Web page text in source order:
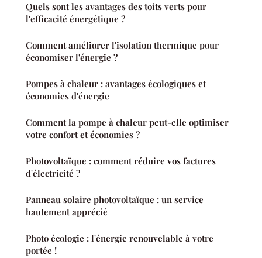
Quels sont les avantages des toits verts pour
l'efficacité énergétique ?
Comment améliorer l'isolation thermique pour
économiser l'énergie ?
Pompes à chaleur : avantages écologiques et
économies d'énergie
Comment la pompe à chaleur peut-elle optimiser
votre confort et économies ?
Photovoltaïque : comment réduire vos factures
d'électricité ?
Panneau solaire photovoltaïque : un service
hautement apprécié
Photo écologie : l'énergie renouvelable à votre
portée !